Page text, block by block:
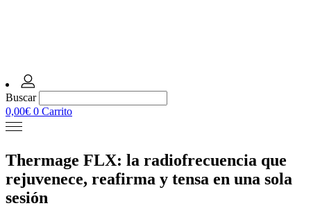
Buscar
0,00€ 0 Carrito
Thermage FLX: la radiofrecuencia que
rejuvenece, reafirma y tensa en una sola
sesión